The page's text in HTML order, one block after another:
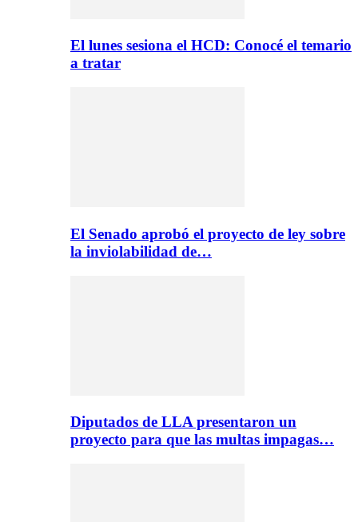
El lunes sesiona el HCD: Conocé el temario
a tratar
El Senado aprobó el proyecto de ley sobre
la inviolabilidad de…
Diputados de LLA presentaron un
proyecto para que las multas impagas…